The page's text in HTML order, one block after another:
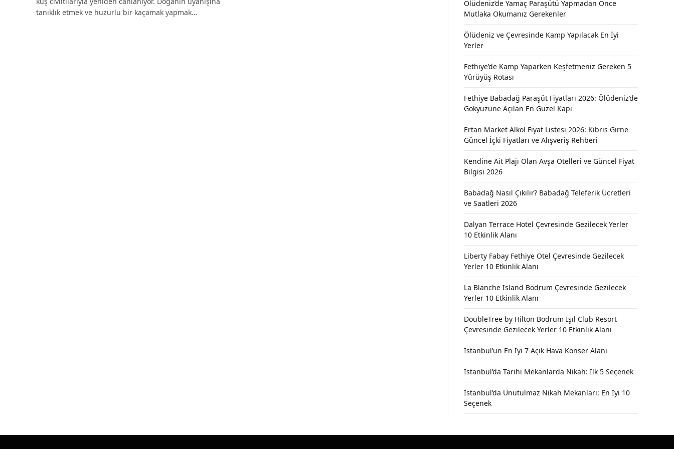
tanıklık etmek ve huzurlu bir kaçamak yapmak…
Ölüdeniz’de Yamaç Paraşütü Yapmadan Önce
Mutlaka Okumanız Gerekenler
Ölüdeniz ve Çevresinde Kamp Yapılacak En İyi
Yerler
Fethiye’de Kamp Yaparken Keşfetmeniz Gereken 5
Yürüyüş Rotası
Fethiye Babadağ Paraşüt Fiyatları 2026: Ölüdeniz’de
Gökyüzüne Açılan En Güzel Kapı
Ertan Market Alkol Fiyat Listesi 2026: Kıbrıs Girne
Güncel İçki Fiyatları ve Alışveriş Rehberi
Kendine Ait Plajı Olan Avşa Otelleri ve Güncel Fiyat
Bilgisi 2026
Babadağ Nasıl Çıkılır? Babadağ Teleferik Ücretleri
ve Saatleri 2026
Dalyan Terrace Hotel Çevresinde Gezilecek Yerler
10 Etkinlik Alanı
Liberty Fabay Fethiye Otel Çevresinde Gezilecek
Yerler 10 Etkinlik Alanı
La Blanche Island Bodrum Çevresinde Gezilecek
Yerler 10 Etkinlik Alanı
DoubleTree by Hilton Bodrum Işıl Club Resort
Çevresinde Gezilecek Yerler 10 Etkinlik Alanı
İstanbul’un En İyi 7 Açık Hava Konser Alanı
İstanbul’da Tarihi Mekanlarda Nikah: İlk 5 Seçenek
İstanbul’da Unutulmaz Nikah Mekanları: En İyi 10
Seçenek